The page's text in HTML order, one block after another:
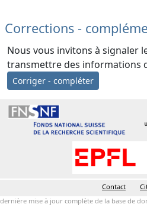
Corrections -
Nous vous invitons à signaler
transmettre des informations
Corriger - compléter
Contact
dernière mise à jour complète de la base de